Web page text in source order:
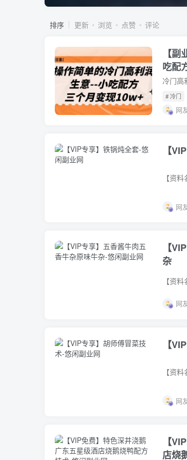
排序 更新 浏览 点赞 评论
【
吃配
料）
# 冷门
网
【
网
【
杂
网
【
网
【
店烧